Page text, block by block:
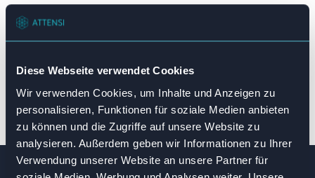
Diese Webseite verwendet Cookies
Wir verwenden Cookies, um Inhalte und Anzeigen zu
personalisieren, Funktionen für soziale Medien anbieten
zu können und die Zugriffe auf unsere Website zu
analysieren. Außerdem geben wir Informationen zu Ihrer
Verwendung unserer Website an unsere Partner für
Laufendes und Auffrischungstraining